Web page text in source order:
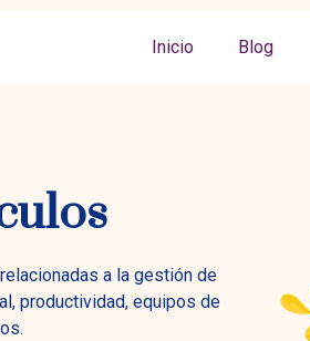
Inicio Blog
a la gestión de
productividad, equipos de